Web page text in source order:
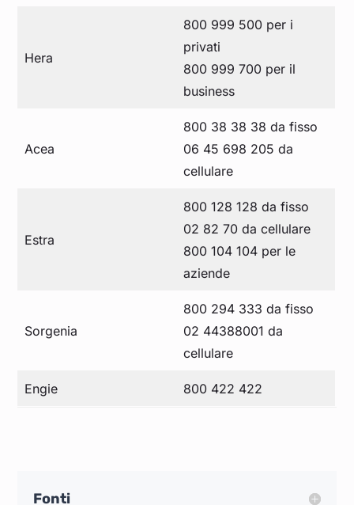
Hera
800 999 500 per i
privati
800 999 700 per il
business
Acea
800 38 38 38 da fisso
06 45 698 205 da
cellulare
Estra
800 128 128 da fisso
02 82 70 da cellulare
800 104 104 per le
aziende
Sorgenia
800 294 333 da fisso
02 44388001 da
cellulare
Engie 800 422 422
Fonti